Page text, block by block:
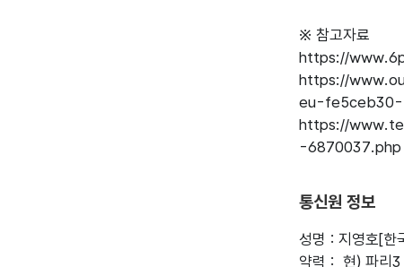
※ 참고자료
https://
https://
eu-
https://
통신원 정보
성명 : 지영호[한
약력 :  현) 파리